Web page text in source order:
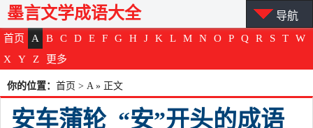
首页 A B C D E F G H J K L M N O P Q R S T
W
X
Y Z 更多
墨言文学成语大全 导航
你的位置： 首页 > A» 正文
安车蒲轮_“安”开头的成语